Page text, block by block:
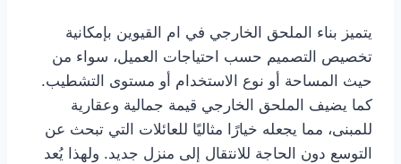
يتميز بناء الملحق الخارجي في ام القيوين بإمكانية
تخصيص التصميم حسب احتياجات العميل، سواء من
حيث المساحة أو نوع الاستخدام أو مستوى التشطيب.
كما يضيف الملحق الخارجي قيمة جمالية وعقارية
للمبنى، مما يجعله خيارًا مثاليًا للعائلات التي تبحث عن
التوسع دون الحاجة للانتقال إلى منزل جديد. ولهذا يُعد